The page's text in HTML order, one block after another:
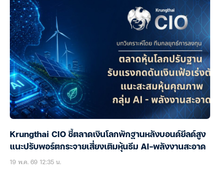
Krungthai CIO ชี้ตลาดเงินโลกพักฐานหลังบอนด์ยีลด์สูง
แนะปรับพอร์ตกระจายเสี่ยงเติมหุ้นธีม AI-พลังงานสะอาด
19 พ.ค. 69 12:35 น.